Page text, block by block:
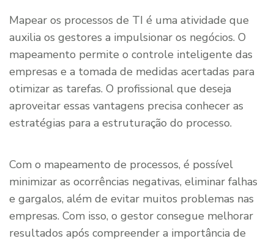
Mapear os processos de TI é uma atividade que
auxilia os gestores a impulsionar os negócios. O
mapeamento permite o controle inteligente das
empresas e a tomada de medidas acertadas para
otimizar as tarefas. O profissional que deseja
aproveitar essas vantagens precisa conhecer as
estratégias para a estruturação do processo.
Com o mapeamento de processos, é possível
minimizar as ocorrências negativas, eliminar falhas
e gargalos, além de evitar muitos problemas nas
empresas. Com isso, o gestor consegue melhorar
resultados após compreender a importância de